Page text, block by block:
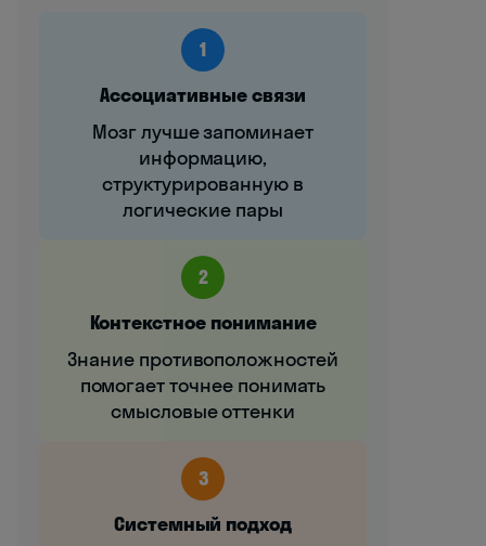
1
Ассоциативные связи
Мозг лучше запоминает
информацию,
структурированную в
логические пары
2
Контекстное понимание
Знание противоположностей
помогает точнее понимать
смысловые оттенки
3
Системный подход